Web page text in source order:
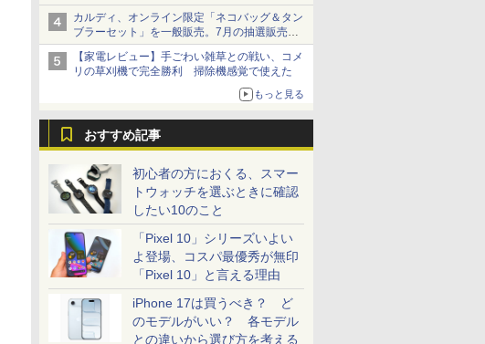
ム」
カルディ、オンライン限定「ネコバッグ＆タン
ブラーセット」を一般販売。7月の抽選販売の
当選無効分
【家電レビュー】手ごわい雑草との戦い、コメ
リの草刈機で完全勝利 掃除機感覚で使えた
もっと見る
おすすめ記事
初心者の方におくる、スマー
トウォッチを選ぶときに確認
したい10のこと
「Pixel 10」シリーズいよい
よ登場、コスパ最優秀が無印
「Pixel 10」と言える理由
iPhone 17は買うべき？ ど
のモデルがいい？ 各モデル
との違いから選び方を考える